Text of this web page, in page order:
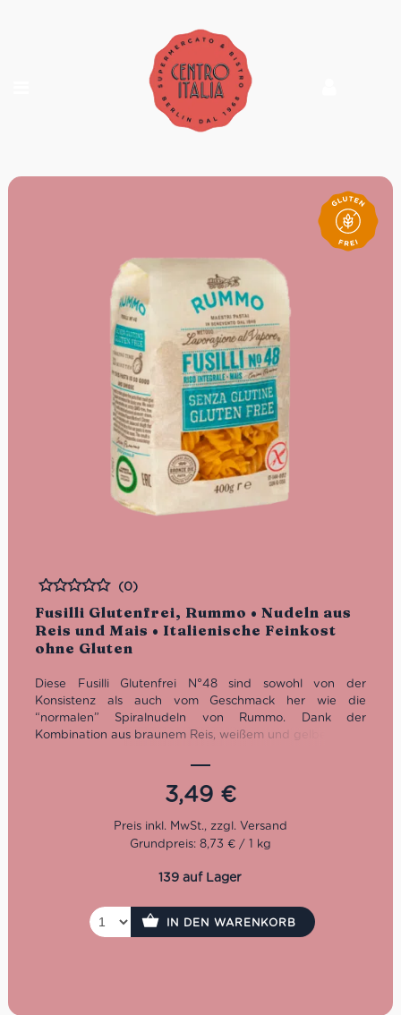
Fusilli Glutenfrei, Rummo • Nudeln aus
Reis und Mais • Italienische Feinkost
ohne Gluten
Bewertet
(0)
Diese Fusilli Glutenfrei N°48 sind sowohl von der
Konsistenz als auch vom Geschmack her wie die
“normalen” Spiralnudeln von Rummo. Dank der
Kombination aus braunem Reis, weißem und gelbem Mais
Glutenunverträglichkeit in den Genuss des italienischen
Nudel-Klassikers kommen. Sie passen zu
verschiedenen Soßen und Beilagen.
Kochzeit: 11 Minuten
Packung: 400 g
3,49 €
Grundpreis: 8,73 € / 1 kg
139 auf Lager
IN DEN WARENKORB